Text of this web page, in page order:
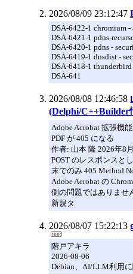
2026/08/09 23:12:47
DSA-6422-1 chromium -
DSA-6421-1 pdns-
DSA-6420-1 pdns -
DSA-6419-1 dnsdist -
DSA-6418-1
DSA-641
2026/08/08 12:46:58
(Delphi/C++Builder
Adobe Acrobat 拡張機
PDF が 405 になる
作者: 山本 隆 2026年8
POST のレスポンスと
末でのみ 405 Method
Adobe Acrobat の
側の問題ではありませ
新規タ
2026/08/07 15:22:13
階戸アキラ
2026-08-06
Debian⁠⁠、AI/LLM利用